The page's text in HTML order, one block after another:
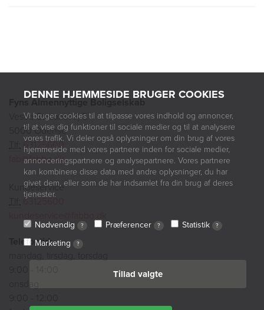
DENNE HJEMMESIDE BRUGER COOKIES
Vi bruger cookies til at tilpasse vores indhold og annoncer,
til at vise dig funktioner til sociale medier og til at analysere
vores trafik. Vi deler også oplysninger om din brug af vores
hjemmeside med vores partnere inden for sociale medier,
annonceringspartnere og analysepartnere. Vores partnere
kan kombinere disse data med andre oplysninger, du har
givet dem, eller som de har indsamlet fra din brug af deres
tjenester.
Nødvendig ? Præferencer ? Statistik ?
Marketing ?
Tillad valgte
Vestre Stationsvej 5
5000 Odense
63125600
fab@fabbo.dk
Kundeservice
63125600
Telefontid: